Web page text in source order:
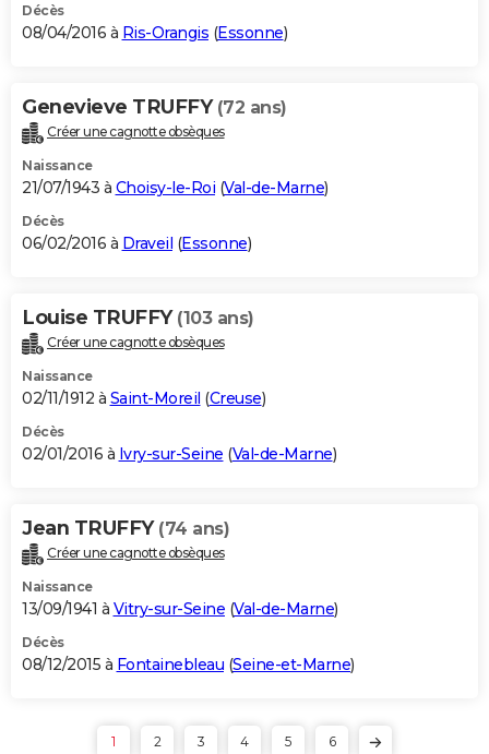
Décès
08/04/2016 à Ris-Orangis (Essonne)
Genevieve TRUFFY (72 ans)
Créer une cagnotte obsèques
Naissance
21/07/1943 à Choisy-le-Roi (Val-de-Marne)
Décès
06/02/2016 à Draveil (Essonne)
Louise TRUFFY (103 ans)
Créer une cagnotte obsèques
Naissance
02/11/1912 à Saint-Moreil (Creuse)
Décès
02/01/2016 à Ivry-sur-Seine (Val-de-Marne)
Jean TRUFFY (74 ans)
Créer une cagnotte obsèques
Naissance
13/09/1941 à Vitry-sur-Seine (Val-de-Marne)
Décès
08/12/2015 à Fontainebleau (Seine-et-Marne)
1 2 3 4 5 6